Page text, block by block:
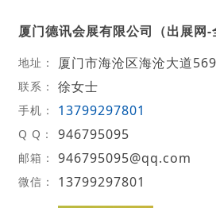
厦门德讯会展有限公司（出展网-
地址： 厦门市海沧区海沧大道
联系： 徐女士
手机： 13799297801
Q Q： 946795095
邮箱： 946795095@qq.com
微信： 13799297801